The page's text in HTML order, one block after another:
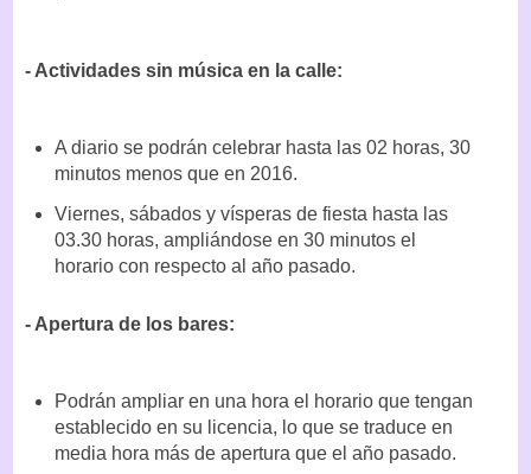
- Actividades sin música en la calle:
A diario se podrán celebrar hasta las 02 horas, 30
minutos menos que en 2016.
Viernes, sábados y vísperas de fiesta hasta las
03.30 horas, ampliándose en 30 minutos el
horario con respecto al año pasado.
- Apertura de los bares:
Podrán ampliar en una hora el horario que tengan
establecido en su licencia, lo que se traduce en
media hora más de apertura que el año pasado.